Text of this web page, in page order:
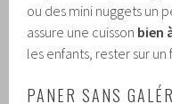
ou des mini nuggets un
assure une cuisson bien
les enfants, rester sur
PANER SANS